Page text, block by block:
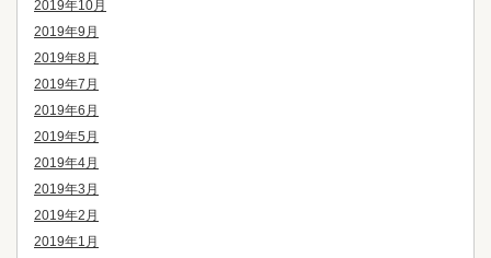
2019年10月
2019年9月
2019年8月
2019年7月
2019年6月
2019年5月
2019年4月
2019年3月
2019年2月
2019年1月